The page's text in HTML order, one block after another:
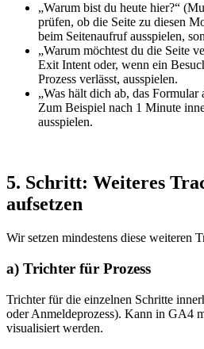
„Warum bist du heute hier?“
prüfen, ob die Seite zu diesen
beim Seitenaufruf ausspielen,
„Warum möchtest du die Seite
Exit Intent oder, wenn ein
Prozess verlässt, ausspielen.
„Was hält dich ab, das
Zum Beispiel nach 1 Minute
ausspielen.
5. Schritt: Weiteres
aufsetzen
Wir setzen mindestens diese weiteren
a) Trichter für Prozess
Trichter für die einzelnen Schritte
oder Anmeldeprozess). Kann in GA4
visualisiert werden.